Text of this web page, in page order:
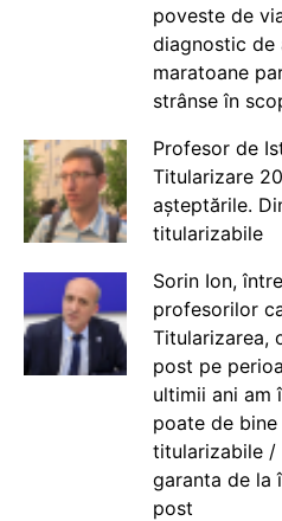
poveste de
diagnostic de
maratoane
strânse în
Profesor de
Titularizare
așteptările.
titularizabile
Sorin Ion,
profesorilor
Titularizarea,
post pe
ultimii ani am
poate de
titularizabile /
garanta de la
post